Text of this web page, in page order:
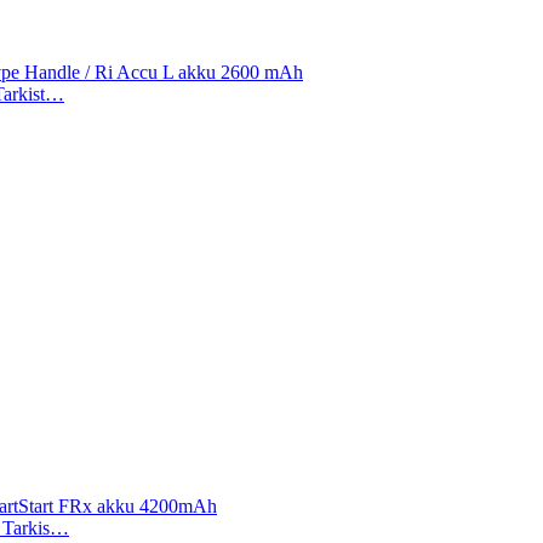
Handle / Ri Accu L akku 2600 mAh
FRx akku 4200mAh
Tarkis…